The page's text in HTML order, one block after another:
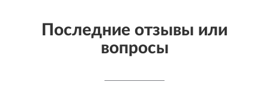
Последние отзывы или
вопросы